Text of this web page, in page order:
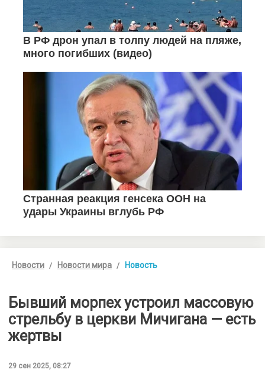
Новости Новости мира Новость
Бывший морпех устроил массовую
стрельбу в церкви Мичигана — есть
жертвы
29 сен 2025, 08:27